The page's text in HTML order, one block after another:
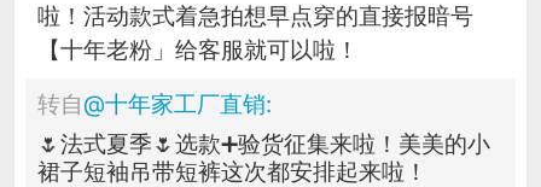
啦！活动款式着急拍想早点穿的直接报暗号
【十年老粉」给客服就可以啦！
转自@十年家工厂直销:
🌷法式夏季🌷选款➕验货征集来啦！美美的小
裙子短袖吊带短裤这次都安排起来啦！